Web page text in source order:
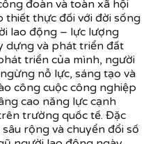
đoàn và toàn xã hội
thiết thực đối với đời sống
lao động – lực lượng
dựng và phát triển đất
triển của mình, người
nỗ lực, sáng tạo và
công cuộc công nghiệp
cao năng lực cạnh
trường quốc tế. Đặc
rộng và chuyển đổi số